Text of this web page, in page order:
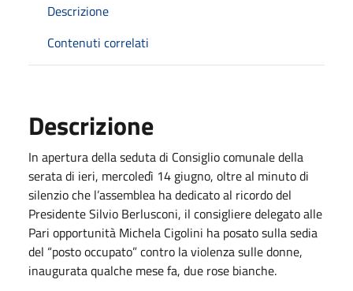
Descrizione
Contenuti correlati
Descrizione
In apertura della seduta di Consiglio comunale della
serata di ieri, mercoledì 14 giugno, oltre al minuto di
silenzio che l’assemblea ha dedicato al ricordo del
Presidente Silvio Berlusconi, il consigliere delegato alle
Pari opportunità Michela Cigolini ha posato sulla sedia
del “posto occupato” contro la violenza sulle donne,
inaugurata qualche mese fa, due rose bianche.